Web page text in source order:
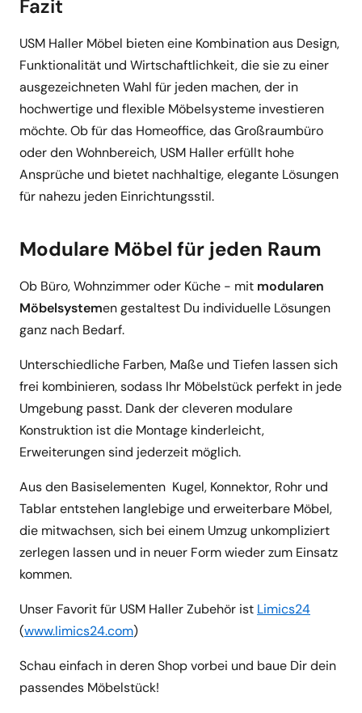
Fazit
USM Haller Möbel bieten eine Kombination aus Design,
Funktionalität und Wirtschaftlichkeit, die sie zu einer
ausgezeichneten Wahl für jeden machen, der in
hochwertige und flexible Möbelsysteme investieren
möchte. Ob für das Homeoffice, das Großraumbüro
oder den Wohnbereich, USM Haller erfüllt hohe
Ansprüche und bietet nachhaltige, elegante Lösungen
für nahezu jeden Einrichtungsstil.
Modulare Möbel für jeden Raum
Ob Büro, Wohnzimmer oder Küche - mit modularen
Möbelsystemen gestaltest Du individuelle Lösungen
ganz nach Bedarf.
Unterschiedliche Farben, Maße und Tiefen lassen sich
frei kombinieren, sodass Ihr Möbelstück perfekt in jede
Umgebung passt. Dank der cleveren modulare
Konstruktion ist die Montage kinderleicht,
Erweiterungen sind jederzeit möglich.
Aus den Basiselementen Kugel, Konnektor, Rohr und
Tablar entstehen langlebige und erweiterbare Möbel,
die mitwachsen, sich bei einem Umzug unkompliziert
zerlegen lassen und in neuer Form wieder zum Einsatz
kommen.
Unser Favorit für USM Haller Zubehör ist Limics24
(www.limics24.com)
Schau einfach in deren Shop vorbei und baue Dir dein
passendes Möbelstück!